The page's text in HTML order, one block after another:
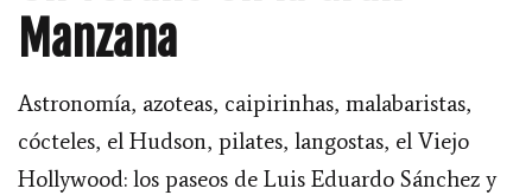
Manzana
Astronomía, azoteas, caipirinhas, malabaristas,
cócteles, el Hudson, pilates, langostas, el Viejo
Hollywood: los paseos de Luis Eduardo Sánchez y